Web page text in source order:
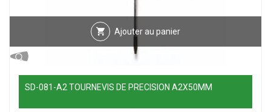
Ajouter au panier
SD-081-A2 TOURNEVIS DE PRECISION A2X50MM